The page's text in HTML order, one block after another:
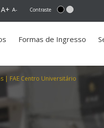
A+ A- Contraste
Formas de Ingresso
| FAE Centro Universitário